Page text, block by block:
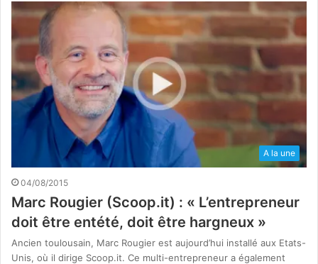
A la une
04/08/2015
Marc Rougier (Scoop.it) : « L’entrepreneur
doit être entété, doit être hargneux »
Ancien toulousain, Marc Rougier est aujourd’hui installé aux Etats-
Unis, où il dirige Scoop.it. Ce multi-entrepreneur a également